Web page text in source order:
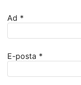
Ad *
E-posta *